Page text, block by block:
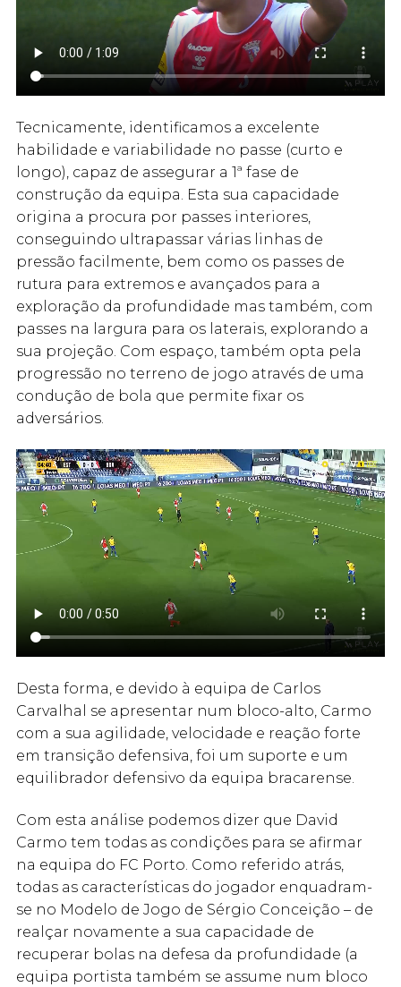
Tecnicamente, identificamos a excelente
habilidade e variabilidade no passe (curto e
longo), capaz de assegurar a 1ª fase de
construção da equipa. Esta sua capacidade
origina a procura por passes interiores,
conseguindo ultrapassar várias linhas de
pressão facilmente, bem como os passes de
rutura para extremos e avançados para a
exploração da profundidade mas também, com
passes na largura para os laterais, explorando a
sua projeção. Com espaço, também opta pela
progressão no terreno de jogo através de uma
condução de bola que permite fixar os
adversários.
Desta forma, e devido à equipa de Carlos
Carvalhal se apresentar num bloco-alto, Carmo
com a sua agilidade, velocidade e reação forte
em transição defensiva, foi um suporte e um
equilibrador defensivo da equipa bracarense.
Com esta análise podemos dizer que David
Carmo tem todas as condições para se afirmar
na equipa do FC Porto. Como referido atrás,
todas as características do jogador enquadram-
se no Modelo de Jogo de Sérgio Conceição – de
realçar novamente a sua capacidade de
recuperar bolas na defesa da profundidade (a
equipa portista também se assume num bloco